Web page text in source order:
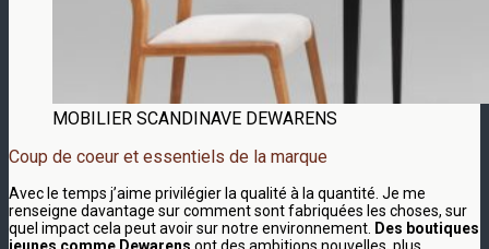
MOBILIER SCANDINAVE DEWARENS
Coup de coeur et essentiels de la marque
Avec le temps j’aime privilégier la qualité à la quantité. Je me
renseigne davantage sur comment sont fabriquées les choses, sur
quel impact cela peut avoir sur notre environnement. Des boutiques